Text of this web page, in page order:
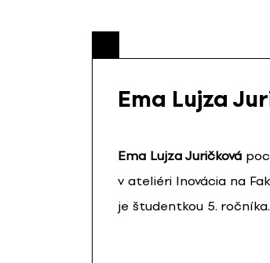
Ema Lujza
Ema Lujza Juričková
v ateliéri Inovácia na
je študentkou 5. ročníka.